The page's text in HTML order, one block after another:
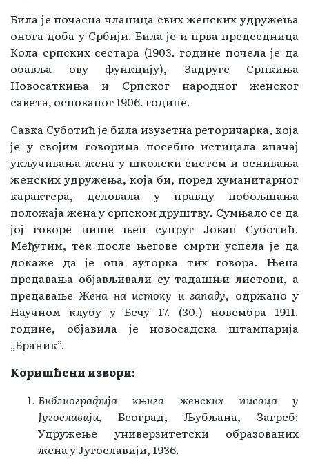
Била је почасна чланица свих женских удружења
онога доба у Србији. Била је и прва председница
Кола српских сестара (1903. године почела је да
обавља ову функцију), Задруге Српкиња
Новосаткиња и Српског народног женског
савета, основаног 1906. године.
Савка Суботић је била изузетна реторичарка, која
је у својим говорима посебно истицала значај
укључивања жена у школски систем и оснивања
женских удружења, која би, поред хуманитарног
карактера, деловала у правцу побољшања
положаја жена у српском друштву. Сумњало се да
јој говоре пише њен супруг Јован Суботић.
Међутим, тек после његове смрти успела је да
докаже да је она ауторка тих говора. Њена
предавања објављивали су тадашњи листови, а
предавањеЖена на истоку и западу, одржано у
Научном клубу у Бечу 17. (30.) новембра 1911.
године, објавила је новосадска штампарија
„Браник”.
Kоришћени извори:
Библиографија књига женских писаца у
Југославији, Београд, Љубљана, Загреб:
Удружење универзитетски образованих
жена у Југославији, 1936.